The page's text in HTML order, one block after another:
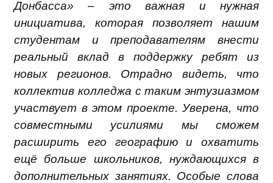
Донбасса» – это важная и нужная
инициатива, которая позволяет нашим
студентам и преподавателям внести
реальный вклад в поддержку ребят из
новых регионов. Отрадно видеть, что
коллектив колледжа с таким энтузиазмом
участвует в этом проекте. Уверена, что
совместными усилиями мы сможем
расширить его географию и охватить
ещё больше школьников, нуждающихся в
дополнительных занятиях. Особые слова